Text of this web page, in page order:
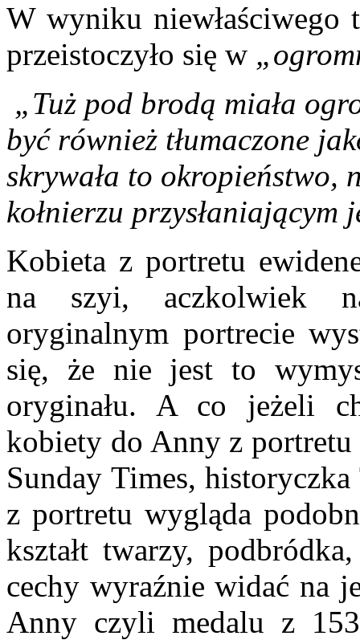
W wyniku niewłaściwego
przeistoczyło się w
„Tuż pod brodą miała
być również tłumaczone
skrywała to okropieństwo,
kołnierzu przysłaniającym
Kobieta z portretu
na szyi, aczkolwiek
oryginalnym portrecie
się, że nie jest to
oryginału. A co jeżeli
kobiety do Anny z
Sunday Times,
z portretu wygląda
kształt twarzy,
cechy wyraźnie widać na
Anny czyli medalu z